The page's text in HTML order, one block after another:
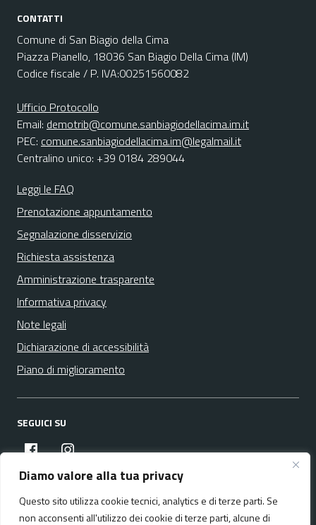
Diamo valore alla tua privacy
Questo sito utilizza cookie tecnici, analytics e di terze parti. Se
non acconsenti all'utilizzo dei cookie di terze parti, alcune di
CONTATTI
Comune di San Biagio della Cima
Piazza Pianello, 18036 San Biagio Della Cima (IM)
Codice fiscale / P. IVA:00251560082
Ufficio Protocollo
Email: demotrib@comune.sanbiagiodellacima.im.it
PEC: comune.sanbiagiodellacima.im@legalmail.it
Centralino unico: +39 0184 289044
Leggi le FAQ
Prenotazione appuntamento
Segnalazione disservizio
Richiesta assistenza
Amministrazione trasparente
Informativa privacy
Note legali
Dichiarazione di accessibilità
Piano di miglioramento
SEGUICI SU
facebookinstagram
Media policy Mappa del sito